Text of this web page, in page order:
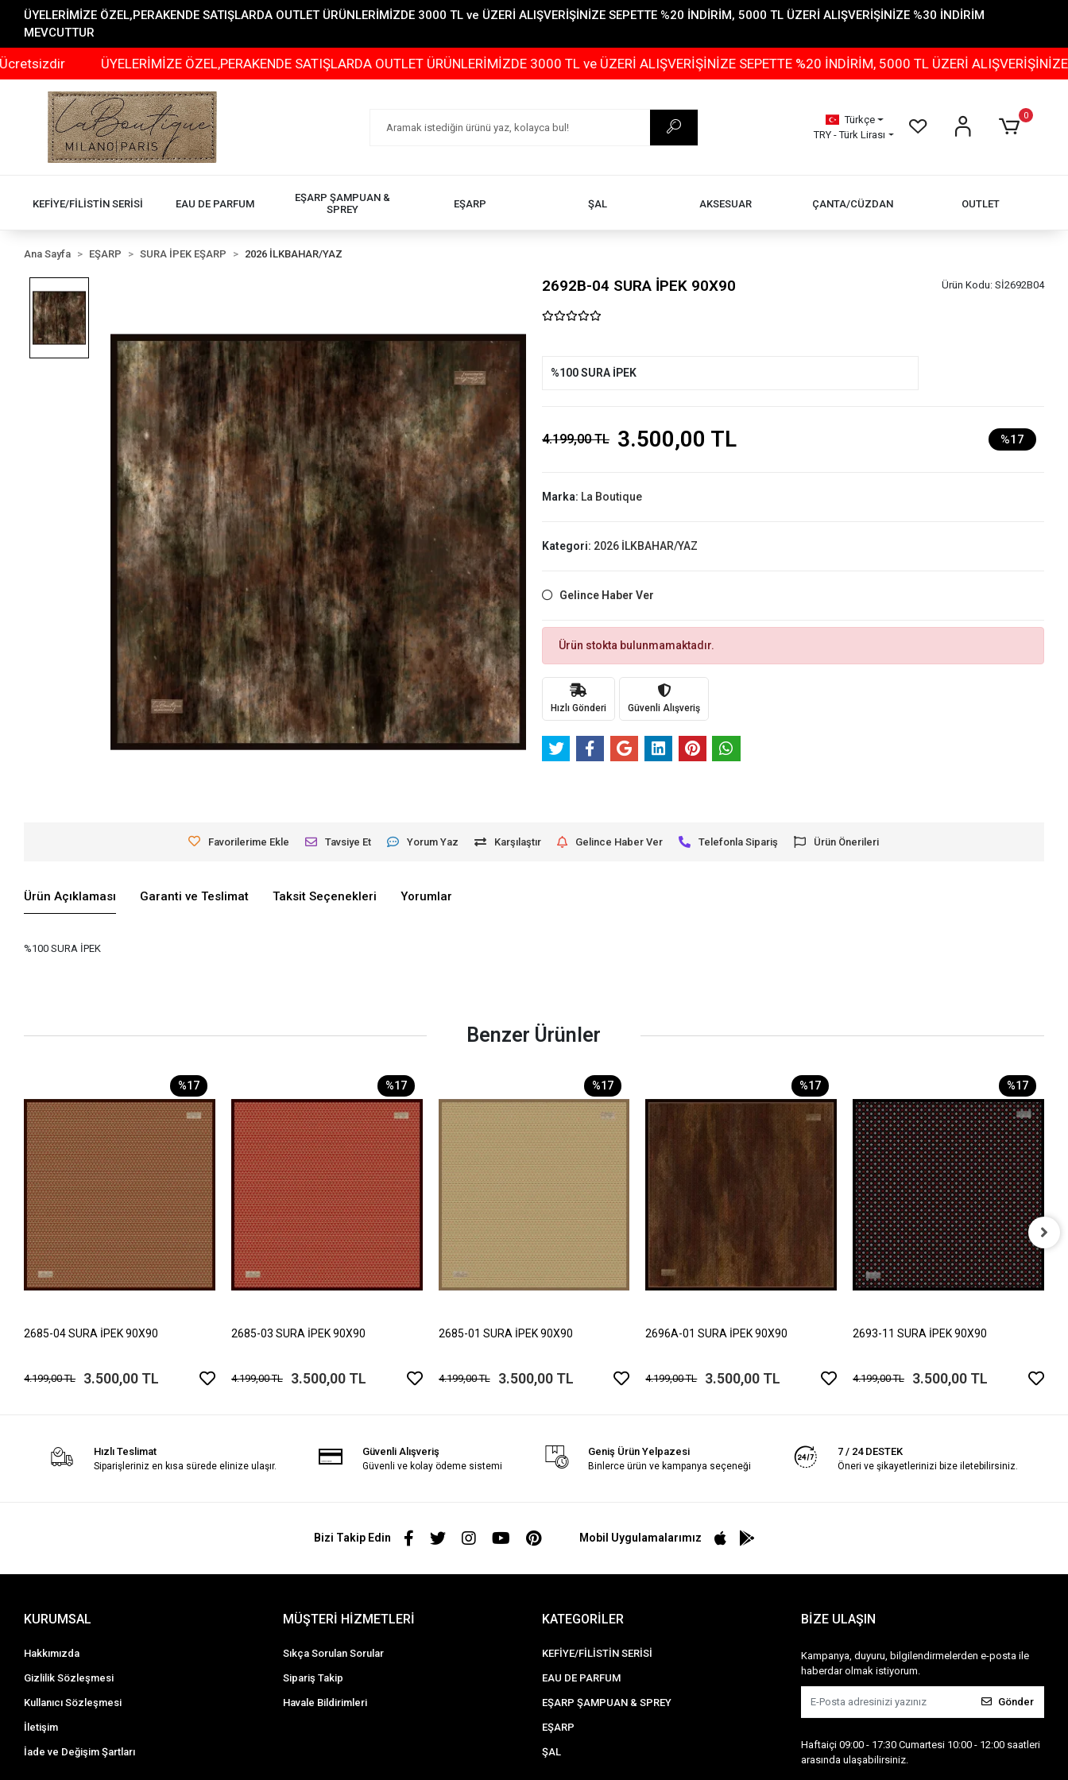
ÜYELERİMİZE ÖZEL,PERAKENDE SATIŞLARDA OUTLET ÜRÜNLERİMİZDE 3000 TL ve ÜZERİ ALIŞVERİŞİNİZE SEPETTE %20 İNDİRİM, 5000 TL ÜZERİ ALIŞVERİŞİNİZE %30 İNDİRİM
MEVCUTTUR
ÜYELERİMİZE ÖZEL,PERAKENDE SATIŞLARDA OUTLET ÜRÜNLERİMİZDE 3000 TL ve ÜZERİ ALIŞVERİŞİNİZE SEPETTE %20 İNDİRİM, 5000 TL ÜZERİ ALIŞVERİŞİNİZE %30
Türkçe
TRY - Türk Lirası
0
KEFİYE/FİLİSTİN SERİSİ EAU DE PARFUM
EŞARP ŞAMPUAN &
SPREY
EŞARP ŞAL AKSESUAR ÇANTA/CÜZDAN OUTLET
Ana Sayfa EŞARP SURA İPEK EŞARP 2026 İLKBAHAR/YAZ
2692B-04 SURA İPEK 90X90 Ürün Kodu: Sİ2692B04
%100 SURA İPEK
4.199,00 TL 3.500,00 TL %17
Marka: La Boutique
Kategori: 2026 İLKBAHAR/YAZ
Gelince Haber Ver
Ürün stokta bulunmamaktadır.
Hızlı Gönderi Güvenli Alışveriş
Favorilerime Ekle Tavsiye Et Yorum Yaz Karşılaştır Gelince Haber Ver Telefonla Sipariş Ürün Önerileri
Ürün Açıklaması Garanti ve Teslimat Taksit Seçenekleri Yorumlar
%100 SURA İPEK
Benzer Ürünler
%17
2685-04 SURA İPEK 90X90
4.199,00 TL 3.500,00 TL
%17
2685-03 SURA İPEK 90X90
4.199,00 TL 3.500,00 TL
%17
2685-01 SURA İPEK 90X90
4.199,00 TL 3.500,00 TL
%17
2696A-01 SURA İPEK 90X90
4.199,00 TL 3.500,00 TL
%17
2693-11 SURA İPEK 90X90
4.199,00 TL 3.500,00 TL
Hızlı Teslimat
Siparişleriniz en kısa sürede elinize ulaşır.
Güvenli Alışveriş
Güvenli ve kolay ödeme sistemi
Geniş Ürün Yelpazesi
Binlerce ürün ve kampanya seçeneği
7 / 24 DESTEK
Öneri ve şikayetlerinizi bize iletebilirsiniz.
Bizi Takip Edin Mobil Uygulamalarımız
KURUMSAL
Hakkımızda
Gizlilik Sözleşmesi
Kullanıcı Sözleşmesi
İletişim
İade ve Değişim Şartları
MÜŞTERİ HİZMETLERİ
Sıkça Sorulan Sorular
Sipariş Takip
Havale Bildirimleri
KATEGORİLER
KEFİYE/FİLİSTİN SERİSİ
EAU DE PARFUM
EŞARP ŞAMPUAN & SPREY
EŞARP
ŞAL
BİZE ULAŞIN
Kampanya, duyuru, bilgilendirmelerden e-posta ile
haberdar olmak istiyorum.
Gönder
Haftaiçi 09:00 - 17:30 Cumartesi 10:00 - 12:00 saatleri
arasında ulaşabilirsiniz.